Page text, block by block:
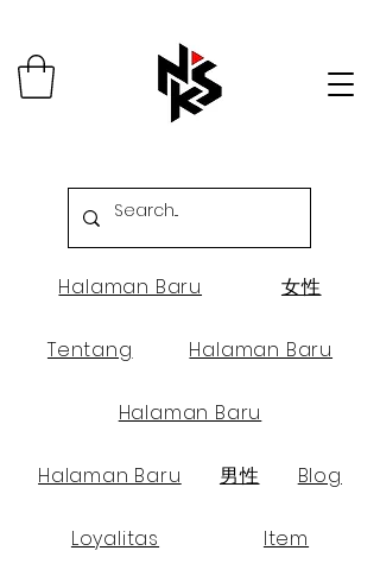
Halaman Baru 女性
Tentang Halaman Baru
Halaman Baru
Halaman Baru 男性 Blog
Loyalitas Item